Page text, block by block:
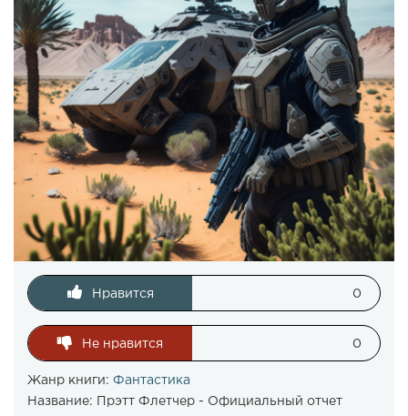
Нравится 0
Не нравится 0
Жанр книги: Фантастика
Название: Прэтт Флетчер - Официальный отчет